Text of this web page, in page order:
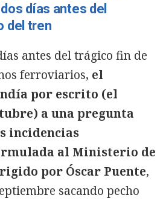
días antes del
del tren
antes del trágico fin de
ferroviarios, el
por escrito (el
a una pregunta
incidencias
al Ministerio de
por Óscar Puente,
sacando pecho